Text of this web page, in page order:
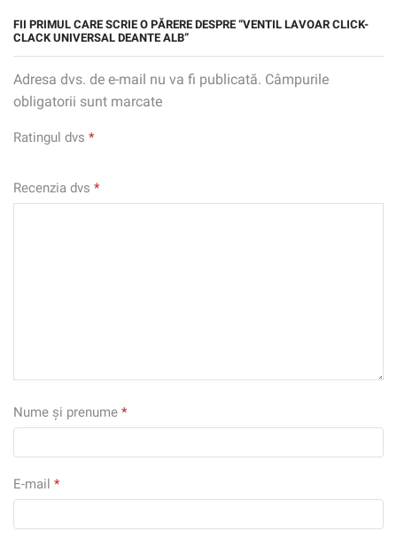
FII PRIMUL CARE SCRIE O PĂRERE DESPRE “VENTIL LAVOAR CLICK-
CLACK UNIVERSAL DEANTE ALB”
Adresa dvs. de e-mail nu va fi publicată. Câmpurile
obligatorii sunt marcate
Ratingul dvs *
Recenzia dvs *
Nume și prenume *
E-mail *